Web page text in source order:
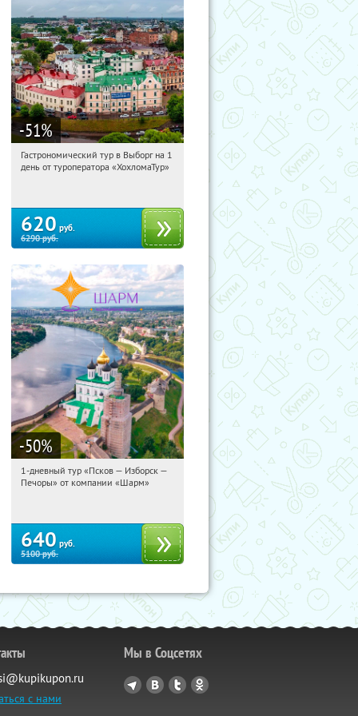
-51%
18:29:58 Купили:5
Гастрономический тур в Выборг на 1
день от туроператора «ХохломаТур»
620 руб.
6290руб.
-50%
18:29:58 Купили:12
1-дневный тур «Псков — Изборск —
Печоры» от компании «Шарм»
640 руб.
5100руб.
с нами
Мы в Соцсетях